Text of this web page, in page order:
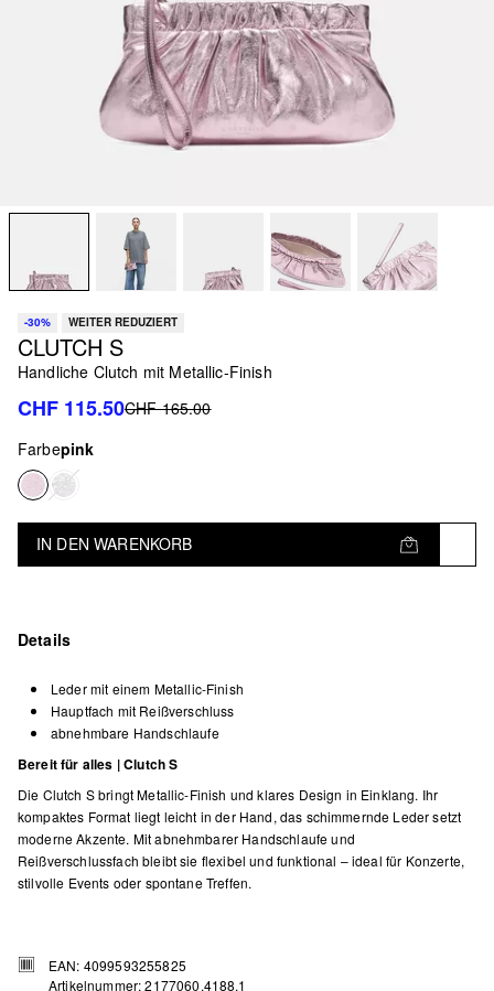
-30% WEITER REDUZIERT
CLUTCH S
Handliche Clutch mit Metallic-Finish
CHF 115.50CHF 165.00
Farbepink
IN DEN WARENKORB
Details
Leder mit einem Metallic-Finish
Hauptfach mit Reißverschluss
abnehmbare Handschlaufe
Bereit für alles | Clutch S
Die Clutch S bringt Metallic-Finish und klares Design in Einklang. Ihr
kompaktes Format liegt leicht in der Hand, das schimmernde Leder setzt
moderne Akzente. Mit abnehmbarer Handschlaufe und
Reißverschlussfach bleibt sie flexibel und funktional – ideal für Konzerte,
stilvolle Events oder spontane Treffen.
EAN: 4099593255825
Artikelnummer: 2177060.4188.1